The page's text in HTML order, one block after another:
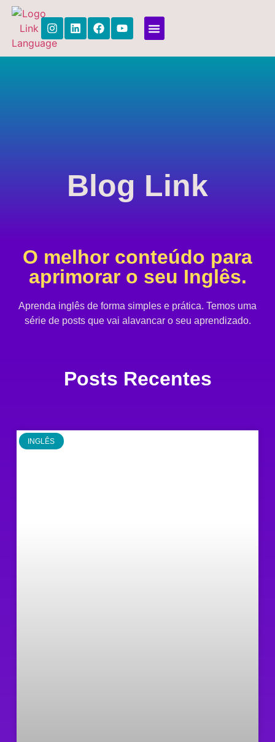
Blog Link
O melhor conteúdo para
aprimorar o seu Inglês.
Aprenda inglês de forma simples e prática. Temos uma
série de posts que vai alavancar o seu aprendizado.
Posts Recentes
INGLÊS